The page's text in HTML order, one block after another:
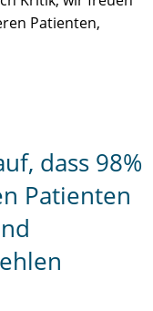
Patienten,
dass 98%
Patienten